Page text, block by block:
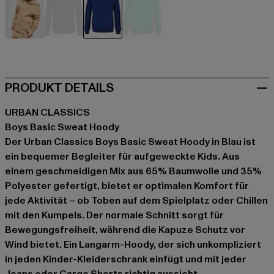
PRODUKT DETAILS
URBAN CLASSICS
Boys Basic Sweat Hoody
Der Urban Classics Boys Basic Sweat Hoody in Blau ist
ein bequemer Begleiter für aufgeweckte Kids. Aus
einem geschmeidigen Mix aus 65% Baumwolle und 35%
Polyester gefertigt, bietet er optimalen Komfort für
jede Aktivität – ob Toben auf dem Spielplatz oder Chillen
mit den Kumpels. Der normale Schnitt sorgt für
Bewegungsfreiheit, während die Kapuze Schutz vor
Wind bietet. Ein Langarm-Hoody, der sich unkompliziert
in jeden Kinder-Kleiderschrank einfügt und mit jeder